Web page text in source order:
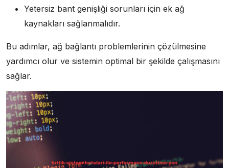
Yetersiz bant genişliği sorunları için ek ağ
kaynakları sağlanmalıdır.
Bu adımlar, ağ bağlantı problemlerinin çözülmesine
yardımcı olur ve sistemin optimal bir şekilde çalışmasını
sağlar.